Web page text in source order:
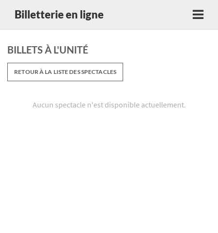
Billetterie en ligne
BILLETS À L'UNITÉ
RETOUR À LA LISTE DES SPECTACLES
Aucun spectacle n'est disponible actuellement.